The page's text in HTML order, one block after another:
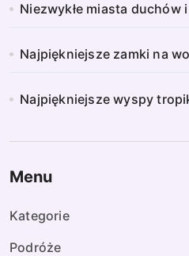
Niezwykłe miasta duchów
Najpiękniejsze zamki na
Najpiękniejsze wyspy
Menu
Kategorie
Podróże